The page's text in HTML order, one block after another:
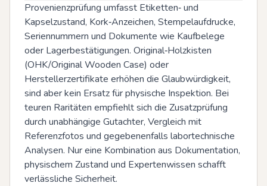
Provenienzprüfung umfasst Etiketten‑ und
Kapselzustand, Kork‑Anzeichen, Stempelaufdrucke,
Seriennummern und Dokumente wie Kaufbelege
oder Lagerbestätigungen. Original‑Holzkisten
(OHK/Original Wooden Case) oder
Herstellerzertifikate erhöhen die Glaubwürdigkeit,
sind aber kein Ersatz für physische Inspektion. Bei
teuren Raritäten empfiehlt sich die Zusatzprüfung
durch unabhängige Gutachter, Vergleich mit
Referenzfotos und gegebenenfalls labortechnische
Analysen. Nur eine Kombination aus Dokumentation,
physischem Zustand und Expertenwissen schafft
verlässliche Sicherheit.